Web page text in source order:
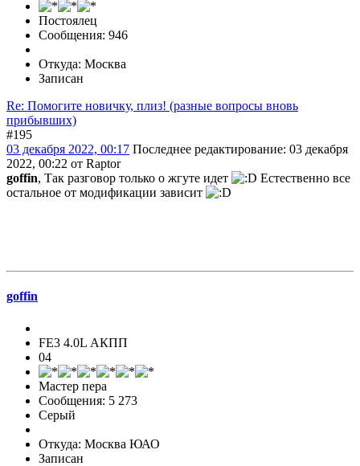
Постоялец
Сообщения: 946
Откуда: Москва
Записан
Re: Помогите новичку, плиз! (разные вопросы вновь
прибывших)
#195
03 декабря 2022, 00:17 Последнее редактирование: 03 декабря
2022, 00:22 от Raptor
goffin, Так разговор только о жгуте идет
Естественно все
остальное от модификации зависит
goffin
FE3 4.0L АКПП
04
Мастер пера
Сообщения: 5 273
Серый
Откуда: Москва ЮАО
Записан